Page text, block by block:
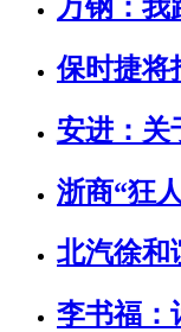
万钢：我
保时捷将
安进：关
浙商“狂
北汽徐和
李书福：